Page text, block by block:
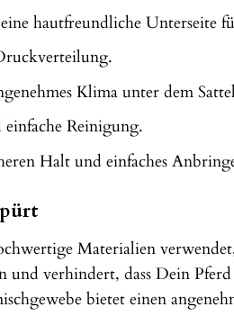
hautfreundliche Unterseite
Klima unter dem
Reinigung.
Halt und einfaches
Materialien
verhindert, dass Dein
bietet einen